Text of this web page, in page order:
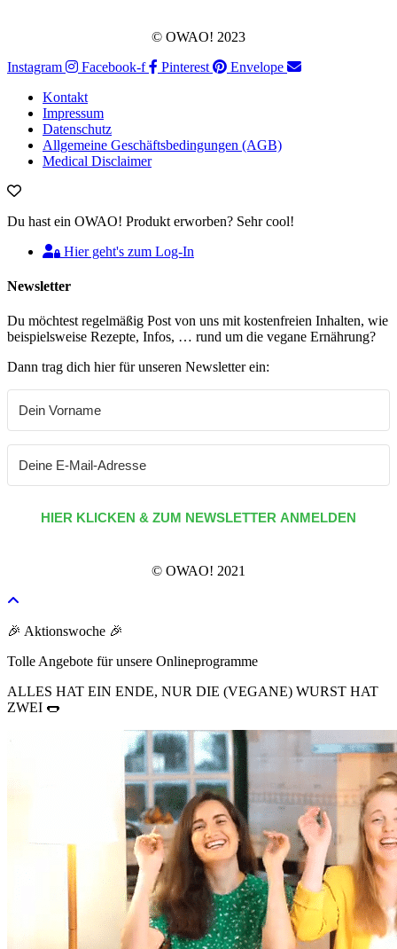
© OWAO! 2023
Instagram
Facebook-f Pinterest
Envelope
Kontakt
Impressum
Datenschutz
Allgemeine Geschäftsbedingungen (AGB)
Medical Disclaimer
Du hast ein OWAO! Produkt erworben? Sehr cool!
Hier geht's zum Log-In
Newsletter
Du möchtest regelmäßig Post von uns mit kostenfreien Inhalten, wie
beispielsweise Rezepte, Infos, … rund um die vegane Ernährung?
Dann trag dich hier für unseren Newsletter ein:
HIER KLICKEN & ZUM NEWSLETTER ANMELDEN
© OWAO! 2021
🎉 Aktionswoche 🎉
Tolle Angebote für unsere Onlineprogramme
ALLES HAT EIN ENDE, NUR DIE (VEGANE) WURST HAT
ZWEI 🌭​